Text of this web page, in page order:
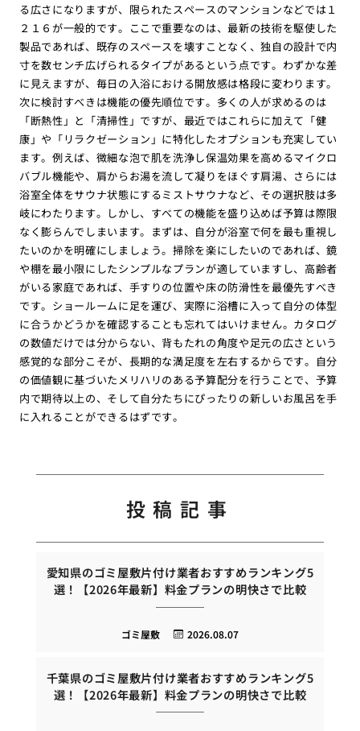
る広さになりますが、限られたスペースのマンションなどでは１
２１６が一般的です。ここで重要なのは、最新の技術を駆使した
製品であれば、既存のスペースを壊すことなく、独自の設計で内
寸を数センチ広げられるタイプがあるという点です。わずかな差
に見えますが、毎日の入浴における開放感は格段に変わります。
次に検討すべきは機能の優先順位です。多くの人が求めるのは
「断熱性」と「清掃性」ですが、最近ではこれらに加えて「健
康」や「リラクゼーション」に特化したオプションも充実してい
ます。例えば、微細な泡で肌を洗浄し保温効果を高めるマイクロ
バブル機能や、肩からお湯を流して凝りをほぐす肩湯、さらには
浴室全体をサウナ状態にするミストサウナなど、その選択肢は多
岐にわたります。しかし、すべての機能を盛り込めば予算は際限
なく膨らんでしまいます。まずは、自分が浴室で何を最も重視し
たいのかを明確にしましょう。掃除を楽にしたいのであれば、鏡
や棚を最小限にしたシンプルなプランが適していますし、高齢者
がいる家庭であれば、手すりの位置や床の防滑性を最優先すべき
です。ショールームに足を運び、実際に浴槽に入って自分の体型
に合うかどうかを確認することも忘れてはいけません。カタログ
の数値だけでは分からない、背もたれの角度や足元の広さという
感覚的な部分こそが、長期的な満足度を左右するからです。自分
の価値観に基づいたメリハリのある予算配分を行うことで、予算
内で期待以上の、そして自分たちにぴったりの新しいお風呂を手
に入れることができるはずです。
投稿記事
愛知県のゴミ屋敷片付け業者おすすめランキング5
選！【2026年最新】料金プランの明快さで比較
2026.08.07
ゴミ屋敷
千葉県のゴミ屋敷片付け業者おすすめランキング5
選！【2026年最新】料金プランの明快さで比較